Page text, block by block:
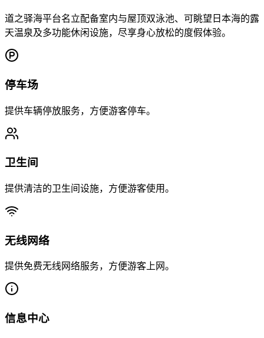
道之驿海平台名立配备室内与屋顶双泳池、可眺望日本海的露
天温泉及多功能休闲设施，尽享身心放松的度假体验。
停车场
提供车辆停放服务，方便游客停车。
卫生间
提供清洁的卫生间设施，方便游客使用。
无线网络
提供免费无线网络服务，方便游客上网。
信息中心